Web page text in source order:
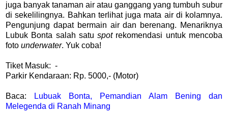
juga banyak tanaman air atau ganggang yang tumbuh subur
di sekelilingnya. Bahkan terlihat juga mata air di kolamnya.
Pengunjung dapat bermain air dan berenang. Menariknya
Lubuk Bonta salah satuspotrekomendasi untuk mencoba
foto underwater. Yuk coba!
Tiket Masuk: -
Parkir Kendaraan: Rp. 5000,- (Motor)
Baca:
Lubuak Bonta, Pemandian Alam Bening dan
Melegenda di Ranah Minang